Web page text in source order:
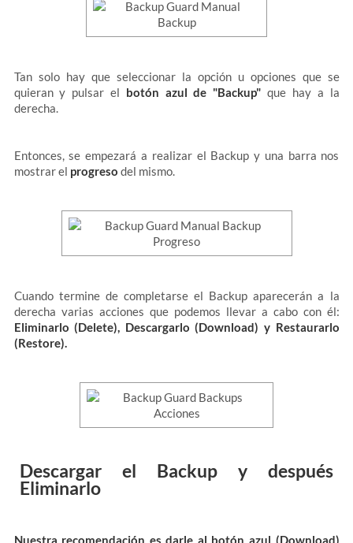
Tan solo hay que seleccionar la opción u opciones que se
quieran y pulsar el botón azul de "Backup" que hay a la
derecha.
Entonces, se empezará a realizar el Backup y una barra nos
mostrar el progreso del mismo.
Cuando termine de completarse el Backup aparecerán a la
derecha varias acciones que podemos llevar a cabo con él:
Eliminarlo (Delete), Descargarlo (Download) y Restaurarlo
(Restore).
Descargar el Backup y después
Eliminarlo
Nuestra recomendación es darle al botón azul (Download)